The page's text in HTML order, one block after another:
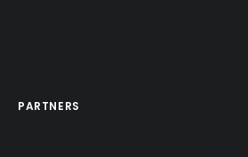
PARTNERS